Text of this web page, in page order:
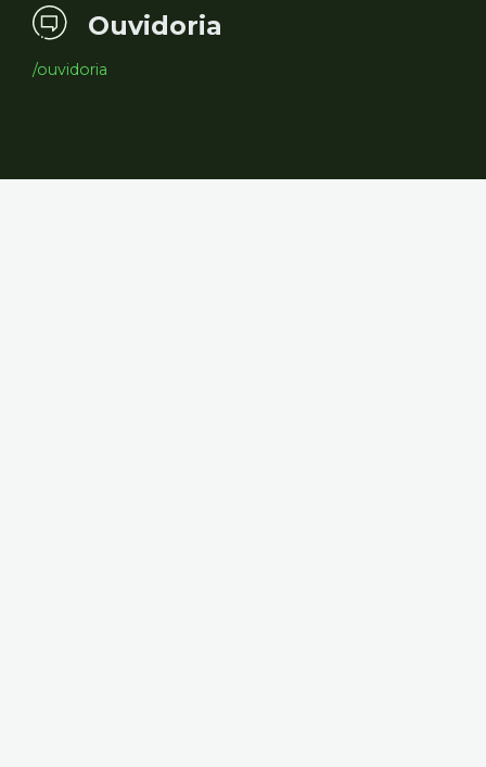
Ouvidoria
/ouvidoria